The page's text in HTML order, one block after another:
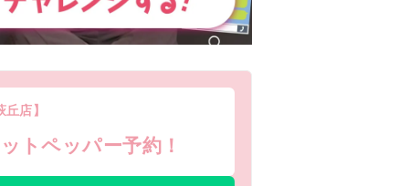
丘店】
トペッパー予約！